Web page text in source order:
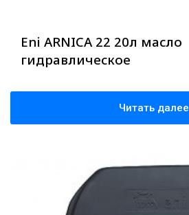
Eni ARNICA 22 20л масло
гидравлическое
Читать далее